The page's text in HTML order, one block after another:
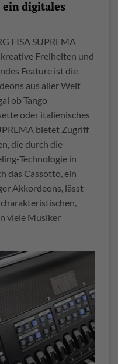
ein digitales
FISA SUPREMA
Freiheiten und
Feature ist die
aus aller Welt
ob Tango-
oder italienisches
bietet Zugriff
die durch die
Technologie in
das Cassotto, ein
Akkordeons, lässt
viele Musiker